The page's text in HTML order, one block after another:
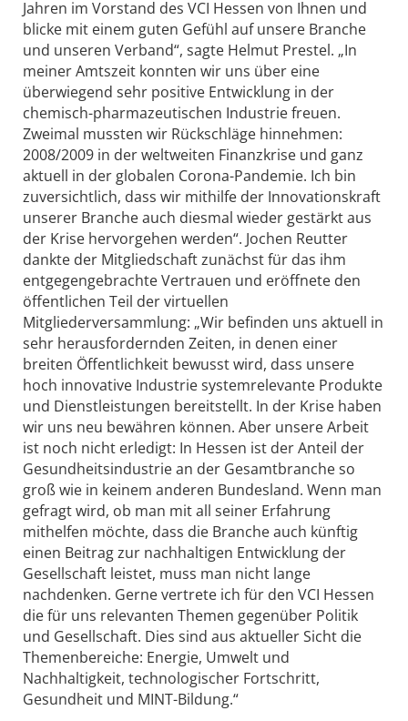
Jahren im Vorstand des VCI Hessen von Ihnen und
blicke mit einem guten Gefühl auf unsere Branche
und unseren Verband“, sagte Helmut Prestel. „In
meiner Amtszeit konnten wir uns über eine
überwiegend sehr positive Entwicklung in der
chemisch-pharmazeutischen Industrie freuen.
Zweimal mussten wir Rückschläge hinnehmen:
2008/2009 in der weltweiten Finanzkrise und ganz
aktuell in der globalen Corona-Pandemie. Ich bin
zuversichtlich, dass wir mithilfe der Innovationskraft
unserer Branche auch diesmal wieder gestärkt aus
der Krise hervorgehen werden“. Jochen Reutter
dankte der Mitgliedschaft zunächst für das ihm
entgegengebrachte Vertrauen und eröffnete den
öffentlichen Teil der virtuellen
Mitgliederversammlung: „Wir befinden uns aktuell in
sehr herausfordernden Zeiten, in denen einer
breiten Öffentlichkeit bewusst wird, dass unsere
hoch innovative Industrie systemrelevante Produkte
und Dienstleistungen bereitstellt. In der Krise haben
wir uns neu bewähren können. Aber unsere Arbeit
ist noch nicht erledigt: In Hessen ist der Anteil der
Gesundheitsindustrie an der Gesamtbranche so
groß wie in keinem anderen Bundesland. Wenn man
gefragt wird, ob man mit all seiner Erfahrung
mithelfen möchte, dass die Branche auch künftig
einen Beitrag zur nachhaltigen Entwicklung der
Gesellschaft leistet, muss man nicht lange
nachdenken. Gerne vertrete ich für den VCI Hessen
die für uns relevanten Themen gegenüber Politik
und Gesellschaft. Dies sind aus aktueller Sicht die
Themenbereiche: Energie, Umwelt und
Nachhaltigkeit, technologischer Fortschritt,
Gesundheit und MINT-Bildung.“